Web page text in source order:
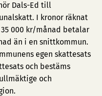
Dals-Ed till
I kronor räknat
000 kr/månad betalar
än i en snittkommun.
egen skattesats
och bestäms
och